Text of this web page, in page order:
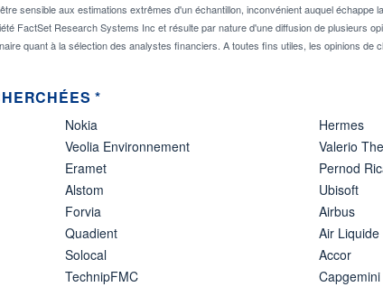
sensible aux estimations extrêmes d'un échantillon, inconvénient auquel
FactSet Research Systems Inc et résulte par nature d'une diffusion de plusieurs
quant à la sélection des analystes financiers. A toutes fins utiles, les opinions
*
Nokia
Veolia Environnement
Eramet
Alstom
Forvia
Quadient
Solocal
TechnipFMC
Hermes
Valerio
Pernod
Ubisoft
Airbus
Air Liquide
Accor
Capgemini